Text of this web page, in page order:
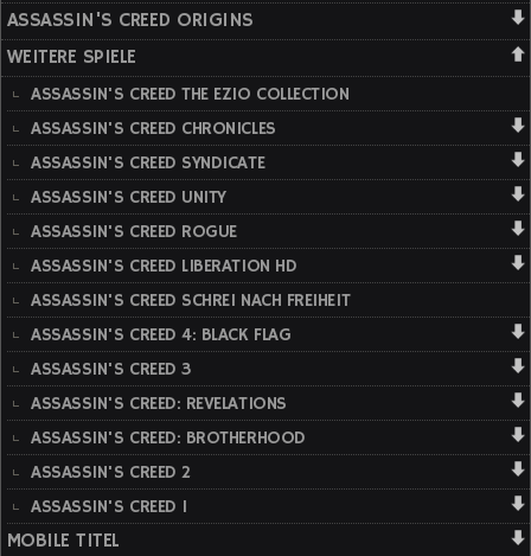
ASSASSIN'S CREED ORIGINS
WEITERE SPIELE
ASSASSIN'S CREED THE EZIO COLLECTION
ASSASSIN'S CREED CHRONICLES
ASSASSIN'S CREED SYNDICATE
ASSASSIN'S CREED UNITY
ASSASSIN'S CREED ROGUE
ASSASSIN'S CREED LIBERATION HD
ASSASSIN'S CREED SCHREI NACH FREIHEIT
ASSASSIN'S CREED 4: BLACK FLAG
ASSASSIN'S CREED 3
ASSASSIN'S CREED: REVELATIONS
ASSASSIN'S CREED: BROTHERHOOD
ASSASSIN'S CREED 2
ASSASSIN'S CREED 1
MOBILE TITEL